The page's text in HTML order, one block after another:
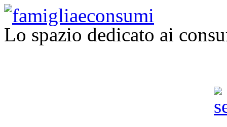
Lo spazio dedicato ai